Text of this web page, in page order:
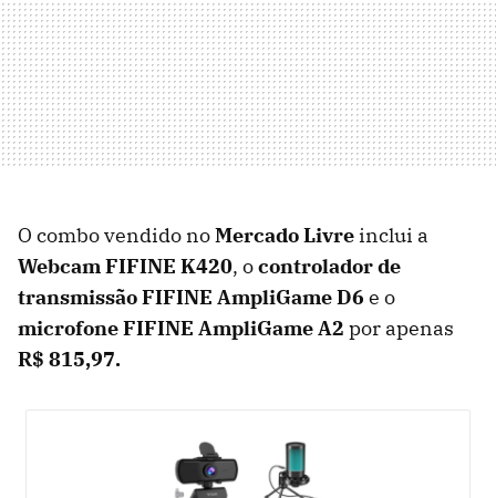
O combo vendido noMercado Livre inclui a
Webcam FIFINE K420, ocontrolador de
transmissão FIFINE AmpliGame D6 e o
microfone FIFINE AmpliGame A2 por apenas
R$ 815,97.